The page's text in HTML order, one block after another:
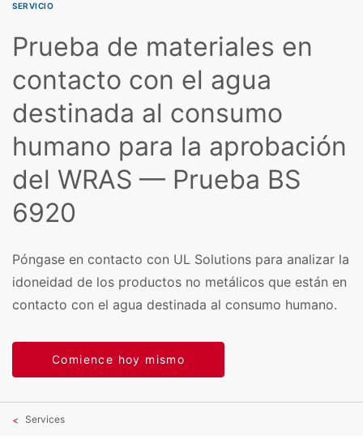
SERVICIO
Prueba de materiales en
contacto con el agua
destinada al consumo
humano para la aprobación
del WRAS — Prueba BS
6920
Póngase en contacto con UL Solutions para analizar la
idoneidad de los productos no metálicos que están en
contacto con el agua destinada al consumo humano.
Comience hoy mismo
Services